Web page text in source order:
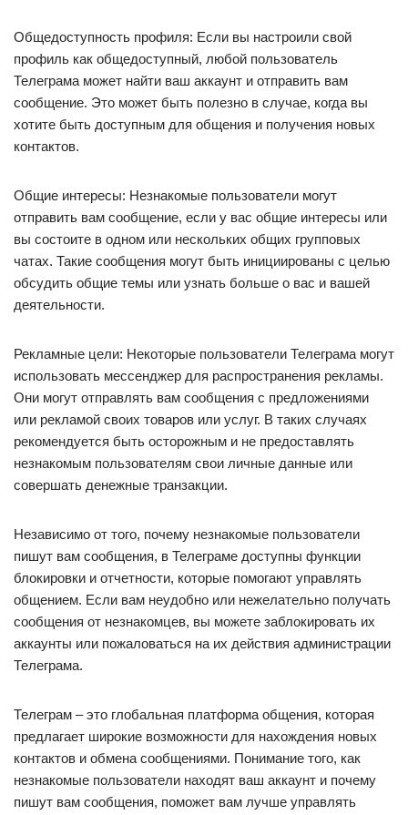
Общедоступность профиля: Если вы настроили свой
профиль как общедоступный, любой пользователь
Телеграма может найти ваш аккаунт и отправить вам
сообщение. Это может быть полезно в случае, когда вы
хотите быть доступным для общения и получения новых
контактов.
Общие интересы: Незнакомые пользователи могут
отправить вам сообщение, если у вас общие интересы или
вы состоите в одном или нескольких общих групповых
чатах. Такие сообщения могут быть инициированы с целью
обсудить общие темы или узнать больше о вас и вашей
деятельности.
Рекламные цели: Некоторые пользователи Телеграма могут
использовать мессенджер для распространения рекламы.
Они могут отправлять вам сообщения с предложениями
или рекламой своих товаров или услуг. В таких случаях
рекомендуется быть осторожным и не предоставлять
незнакомым пользователям свои личные данные или
совершать денежные транзакции.
Независимо от того, почему незнакомые пользователи
пишут вам сообщения, в Телеграме доступны функции
блокировки и отчетности, которые помогают управлять
общением. Если вам неудобно или нежелательно получать
сообщения от незнакомцев, вы можете заблокировать их
аккаунты или пожаловаться на их действия администрации
Телеграма.
Телеграм – это глобальная платформа общения, которая
предлагает широкие возможности для нахождения новых
контактов и обмена сообщениями. Понимание того, как
незнакомые пользователи находят ваш аккаунт и почему
пишут вам сообщения, поможет вам лучше управлять